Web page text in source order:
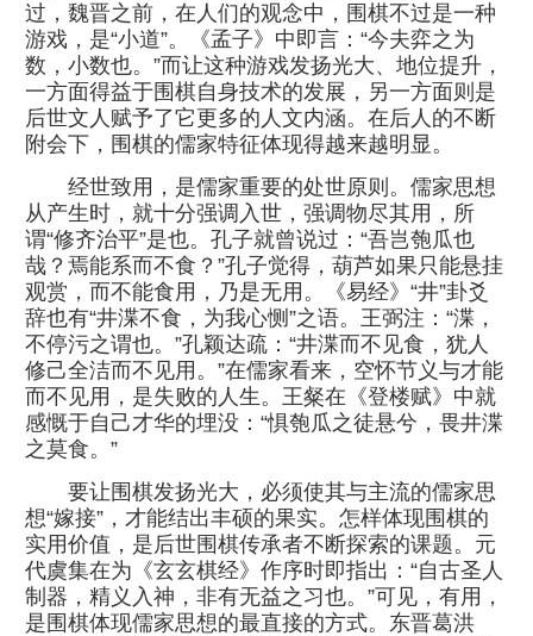
过，魏晋之前，在人们的观念中，围棋不过是一种
游戏，是“小道”。《孟子》中即言：“今夫弈之为
数，小数也。”而让这种游戏发扬光大、地位提升，
一方面得益于围棋自身技术的发展，另一方面则是
后世文人赋予了它更多的人文内涵。在后人的不断
附会下，围棋的儒家特征体现得越来越明显。
经世致用，是儒家重要的处世原则。儒家思想
从产生时，就十分强调入世，强调物尽其用，所
谓“修齐治平”是也。孔子就曾说过：“吾岂匏瓜也
哉？焉能系而不食？”孔子觉得，葫芦如果只能悬挂
观赏，而不能食用，乃是无用。《易经》“井”卦爻
辞也有“井渫不食，为我心恻”之语。王弼注：“渫，
不停污之谓也。”孔颖达疏：“井渫而不见食，犹人
修己全洁而不见用。”在儒家看来，空怀节义与才能
而不见用，是失败的人生。王粲在《登楼赋》中就
感慨于自己才华的埋没：“惧匏瓜之徒悬兮，畏井渫
之莫食。”
要让围棋发扬光大，必须使其与主流的儒家思
想“嫁接”，才能结出丰硕的果实。怎样体现围棋的
实用价值，是后世围棋传承者不断探索的课题。元
代虞集在为《玄玄棋经》作序时即指出：“自古圣人
制器，精义入神，非有无益之习也。”可见，有用，
是围棋体现儒家思想的最直接的方式。东晋葛洪